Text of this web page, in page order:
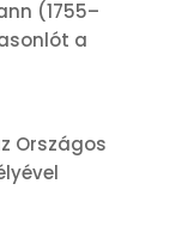
(1755–
a
Országos